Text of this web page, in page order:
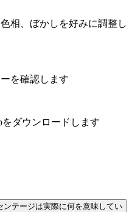
相、ぼかしを好みに調整し
を確認します
ダウンロードします
テージは実際に何を意味してい